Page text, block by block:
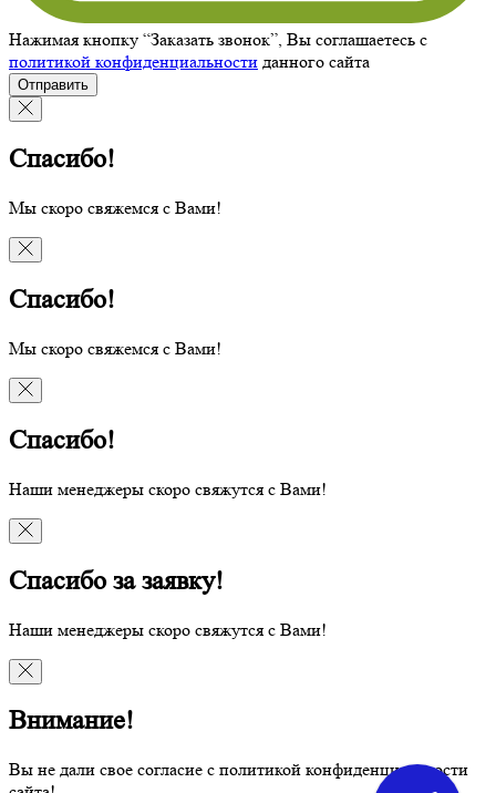
Нажимая кнопку “Заказать звонок”, Вы соглашаетесь с
политикой конфиденциальности данного сайта
Отправить
Спасибо!
Мы скоро свяжемся с Вами!
Спасибо!
Мы скоро свяжемся с Вами!
Спасибо!
Наши менеджеры скоро свяжутся с Вами!
Спасибо за заявку!
Наши менеджеры скоро свяжутся с Вами!
Внимание!
Вы не дали свое согласие с политикой конфиденциальности